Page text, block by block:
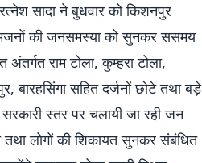
सादा ने बुधवार को किशनपुर
की जनसमस्या को सुनकर ससमय
राम टोला, कुम्हरा टोला,
बारहसिंगा सहित दर्जनों छोटे तथा बड़े
स्तर पर चलायी जा रही जन
तथा लोगों की शिकायत सुनकर संबंधित